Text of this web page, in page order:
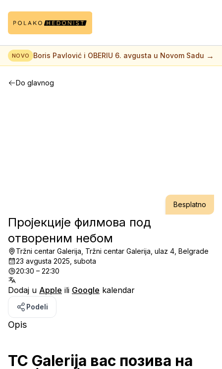
NOVO Boris Pavlović i OBERIU 6. avgusta u Novom Sadu →
Do glavnog
Besplatno
Пројекције филмова под
отвореним небом
Tržni centar Galerija, Tržni centar Galerija, ulaz 4, Belgrade
23 avgusta 2025, subota
20:30 – 22:30
Dodaj u Apple ili Google kalendar
Podeli
Opis
TC Galerija вас позива на